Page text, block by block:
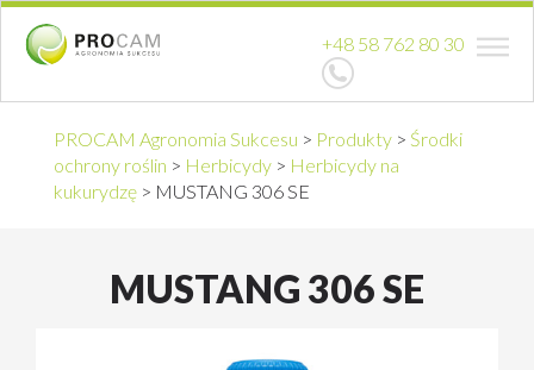
+48 58 762 80 30
PROCAM Agronomia Sukcesu > Produkty > Środki
ochrony roślin > Herbicydy > Herbicydy na
kukurydzę > MUSTANG 306 SE
MUSTANG 306 SE